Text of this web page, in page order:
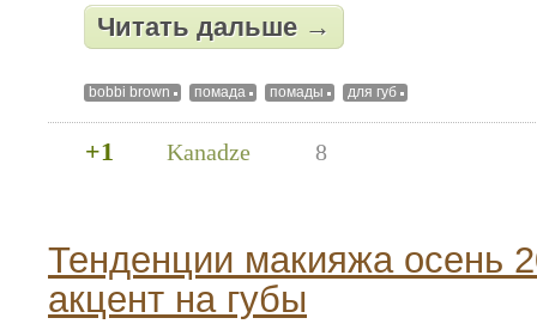
Читать дальше →
bobbi brown помада помады для губ
+1 Kanadze 8
Тенденции макияжа осень
акцент на губы